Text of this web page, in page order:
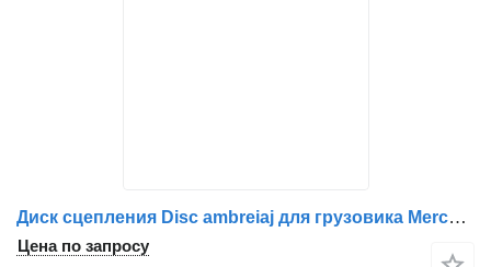
Диск сцепления Disc ambreiaj для грузовика Mercedes-Benz A0242507203 A0242507303 A0272502001 A0272502101 0242507203 0242507303 0272502001 0272502101 12″
Цена по запросу